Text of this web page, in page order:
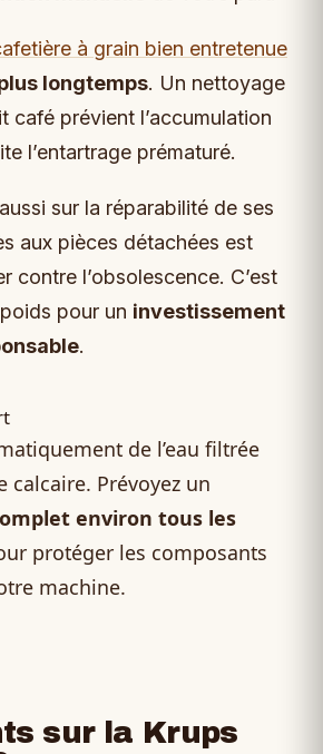
à grain bien entretenue
longtemps. Un nettoyage
café prévient l’accumulation
l’entartrage prématuré.
sur la réparabilité de ses
aux pièces détachées est
contre l’obsolescence. C’est
pour un investissement
.
de l’eau filtrée
calcaire. Prévoyez un
environ tous les
protéger les composants
machine.
sur la Krups